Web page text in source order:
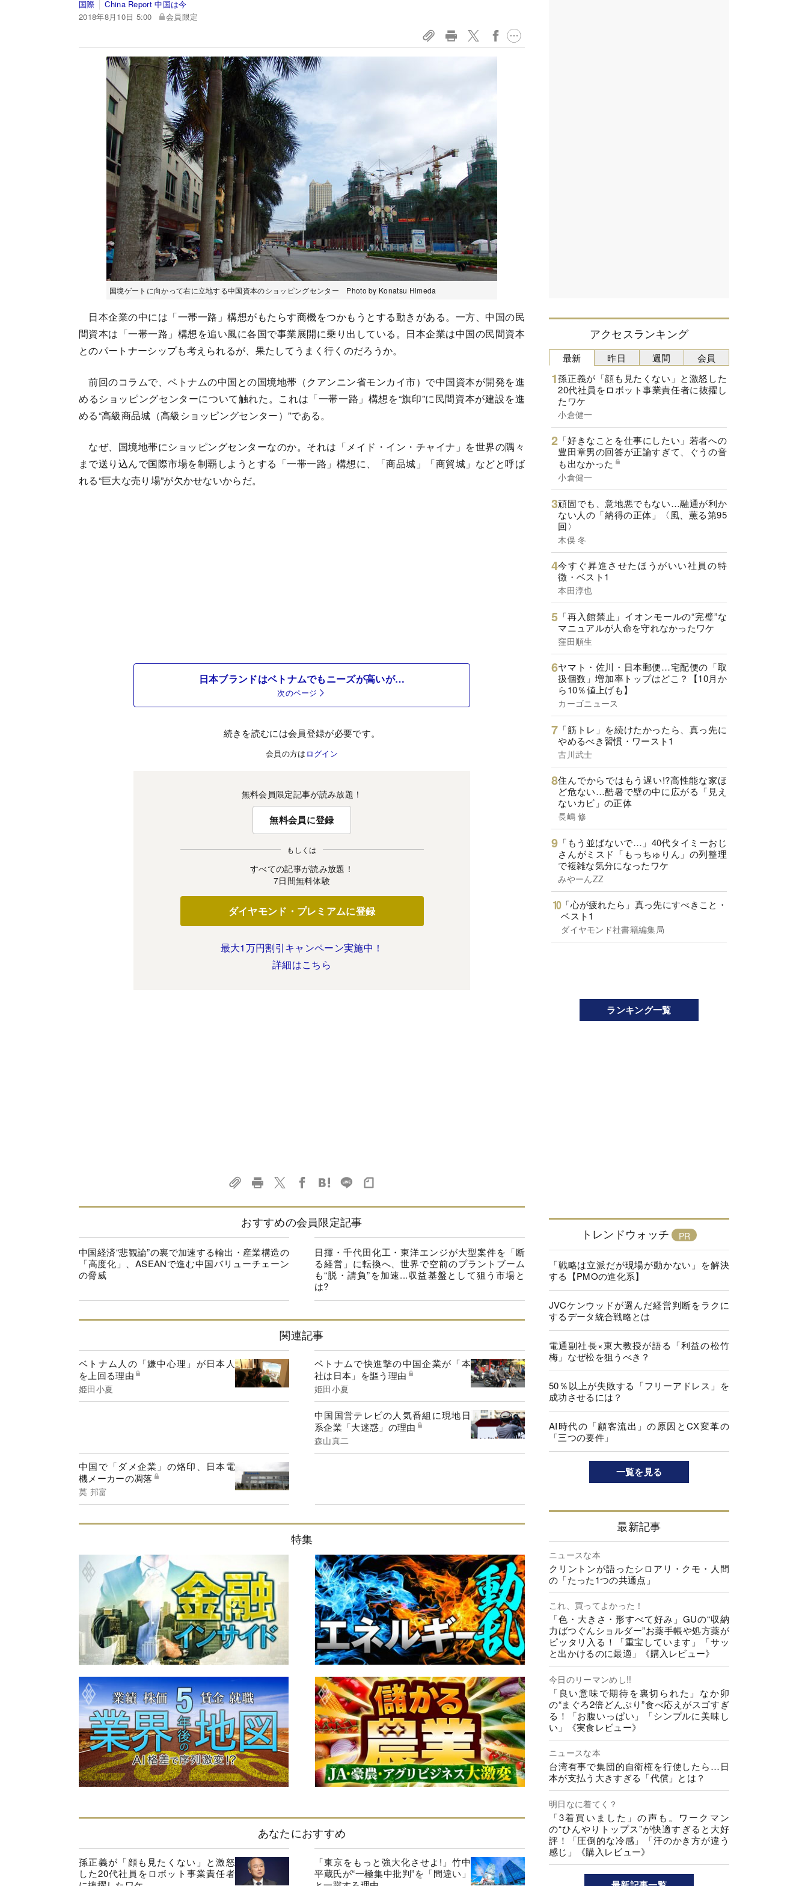
国際
China Report 中国は今
2018年8月10日 5:00
会員限定
国境ゲートに向かって右に立地する中国資本のショッピングセンター Photo by Konatsu Himeda
日本企業の中には「一帯一路」構想がもたらす商機をつかもうとする動きがある。一方、中国の民
間資本は「一帯一路」構想を追い風に各国で事業展開に乗り出している。日本企業は中国の民間資本
とのパートナーシップも考えられるが、果たしてうまく行くのだろうか。
前回のコラムで、ベトナムの中国との国境地帯（クアンニン省モンカイ市）で中国資本が開発を進
めるショッピングセンターについて触れた。これは「一帯一路」構想を“旗印”に民間資本が建設を進
める“高級商品城（高級ショッピングセンター）”である。
なぜ、国境地帯にショッピングセンターなのか。それは「メイド・イン・チャイナ」を世界の隅々
まで送り込んで国際市場を制覇しようとする「一帯一路」構想に、「商品城」「商貿城」などと呼ば
れる“巨大な売り場”が欠かせないからだ。
日本ブランドはベトナムでもニーズが高いが…
次のページ
続きを読むには会員登録が必要です。
会員の方は ログイン
無料会員限定記事が読み放題！
無料会員に登録
もしくは
すべての記事が読み放題！
7日間無料体験
ダイヤモンド・プレミアムに登録
最大1万円割引キャンペーン実施中！
詳細はこちら
おすすめの会員限定記事
中国経済“悲観論”の裏で加速する輸出・産業構造の
「高度化」、ASEANで進む中国バリューチェーン
の脅威
日揮・千代田化工・東洋エンジが大型案件を「断
る経営」に転換へ、世界で空前のプラントブーム
も“脱・請負”を加速...収益基盤として狙う市場と
は?
関連記事
ベトナム人の「嫌中心理」が日本人
を上回る理由
姫田小夏
ベトナムで快進撃の中国企業が「本
社は日本」を謳う理由
姫田小夏
中国国営テレビの人気番組に現地日
系企業「大迷惑」の理由
森山真二
中国で「ダメ企業」の烙印、日本電
機メーカーの凋落
莫 邦富
特集
あなたにおすすめ
孫正義が「顔も見たくない」と激怒
した20代社員をロボット事業責任者
「東京をもっと強大化させよ!」竹中
平蔵氏が“一極集中批判”を「間違い」
アクセスランキング
最新
孫正義が「顔も見たくない」と激怒した
20代社員をロボット事業責任者に抜擢し
たワケ
小倉健一
「好きなことを仕事にしたい」若者への
豊田章男の回答が正論すぎて、ぐうの音
も出なかった
小倉健一
頑固でも、意地悪でもない…融通が利か
ない人の「納得の正体」〈風、薫る第95
回〉
木俣 冬
今すぐ昇進させたほうがいい社員の特
徴・ベスト1
本田淳也
「再入館禁止」イオンモールの“完璧”な
マニュアルが人命を守れなかったワケ
窪田順生
ヤマト・佐川・日本郵便…宅配便の「取
扱個数」増加率トップはどこ？【10月か
ら10％値上げも】
カーゴニュース
「筋トレ」を続けたかったら、真っ先に
やめるべき習慣・ワースト1
古川武士
住んでからではもう遅い!?高性能な家ほ
ど危ない…酷暑で壁の中に広がる「見え
ないカビ」の正体
長嶋 修
「もう並ばないで…」40代タイミーおじ
さんがミスド「もっちゅりん」の列整理
で複雑な気分になったワケ
みやーんZZ
「心が疲れたら」真っ先にすべきこと・
ベスト1
ダイヤモンド社書籍編集局
昨日 週間 会員
ランキング一覧
トレンドウォッチ
「戦略は立派だが現場が動かない」を解決
する【PMOの進化系】
JVCケンウッドが選んだ経営判断をラクに
するデータ統合戦略とは
電通副社長×東大教授が語る「利益の松竹
梅」なぜ松を狙うべき？
50％以上が失敗する「フリーアドレス」を
成功させるには？
AI時代の「顧客流出」の原因とCX変革の
「三つの要件」
一覧を見る
最新記事
ニュースな本
クリントンが語ったシロアリ・クモ・人間
の「たった1つの共通点」
これ、買ってよかった！
「色・大きさ・形すべて好み」GUの“収納
力ばつぐんショルダー”お薬手帳や処方薬が
ピッタリ入る！「重宝しています」「サッ
と出かけるのに最適」《購入レビュー》
今日のリーマンめし!!
「良い意味で期待を裏切られた」なか卯
の“まぐろ2倍どんぶり”食べ応えがスゴすぎ
る！「お腹いっぱい」「シンプルに美味し
い」《実食レビュー》
ニュースな本
台湾有事で集団的自衛権を行使したら…日
本が支払う大きすぎる「代償」とは？
明日なに着てく？
「3着買いました」の声も。ワークマン
の“ひんやりトップス”が快適すぎると大好
評！「圧倒的な冷感」「汗のかき方が違う
感じ」《購入レビュー》